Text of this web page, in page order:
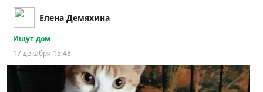
Елена Демяхина
Ищут дом
17 декабря 15:48